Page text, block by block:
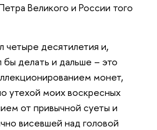
Великого и России того
четыре десятилетия и,
делать и дальше – это
монет,
утехой моих воскресных
от привычной суеты и
висевшей над головой